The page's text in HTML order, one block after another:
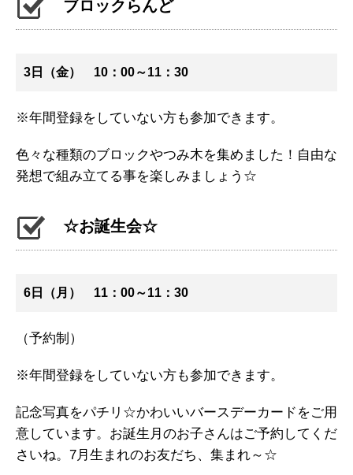
ブロックらんど
3日（金） 10：00～11：30
※年間登録をしていない方も参加できます。
色々な種類のブロックやつみ木を集めました！自由な
発想で組み立てる事を楽しみましょう☆
☆お誕生会☆
6日（月） 11：00～11：30
（予約制）
※年間登録をしていない方も参加できます。
記念写真をパチリ☆かわいいバースデーカードをご用
意しています。お誕生月のお子さんはご予約してくだ
さいね。7月生まれのお友だち、集まれ～☆